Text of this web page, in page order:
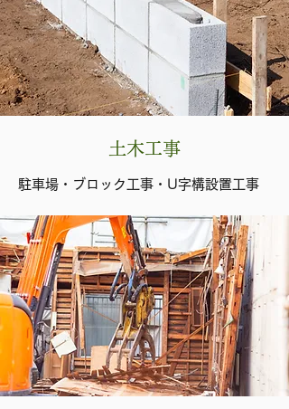
土木工事
駐車場・ブロック工事・U字構設置工事